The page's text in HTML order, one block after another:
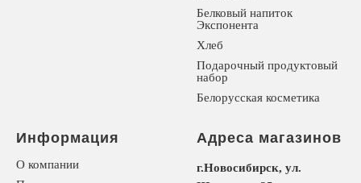
Белковый напиток
Экспонента
Хлеб
Подарочный продуктовый
набор
Белорусская косметика
Информация
О компании
Адреса магазинов
г.Новосибирск, ул.